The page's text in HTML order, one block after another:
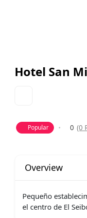
Hotel San
Popular 0 (0
Overview
Pequeño
el centro de El